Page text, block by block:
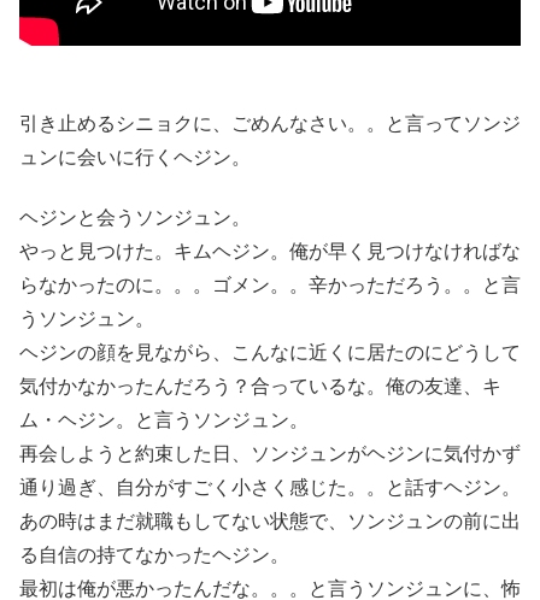
引き止めるシニョクに、ごめんなさい。。と言ってソンジ
ュンに会いに行くヘジン。
ヘジンと会うソンジュン。
やっと見つけた。キムヘジン。俺が早く見つけなければな
らなかったのに。。。ゴメン。。辛かっただろう。。と言
うソンジュン。
ヘジンの顔を見ながら、こんなに近くに居たのにどうして
気付かなかったんだろう？合っているな。俺の友達、キ
ム・ヘジン。と言うソンジュン。
再会しようと約束した日、ソンジュンがヘジンに気付かず
通り過ぎ、自分がすごく小さく感じた。。と話すヘジン。
あの時はまだ就職もしてない状態で、ソンジュンの前に出
る自信の持てなかったヘジン。
最初は俺が悪かったんだな。。。と言うソンジュンに、怖